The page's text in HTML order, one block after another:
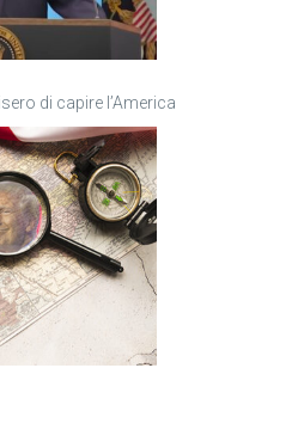
di capire l’America